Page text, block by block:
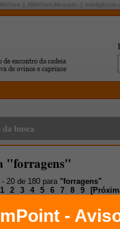
MilkPoint Mercado Inteligência
busca
"forragens"
20 de 180 para "forragens"
1 2 3 4 5 6 7 8 9 [